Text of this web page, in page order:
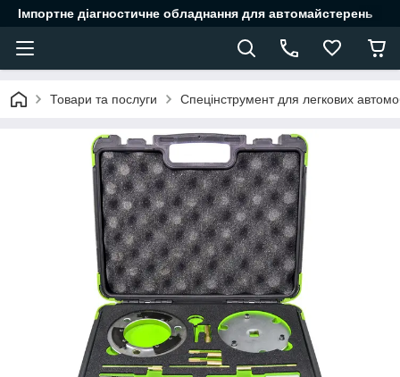
Імпортне діагностичне обладнання для автомайстерень
Товари та послуги Спецінструмент для легкових